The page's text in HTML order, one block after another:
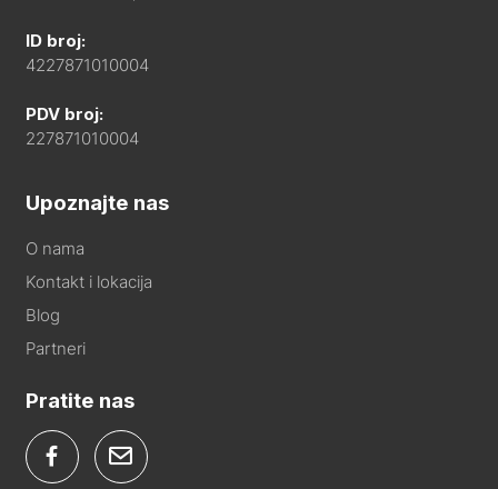
ID broj:
4227871010004
PDV broj:
227871010004
Upoznajte nas
O nama
Kontakt i lokacija
Blog
Partneri
Pratite nas